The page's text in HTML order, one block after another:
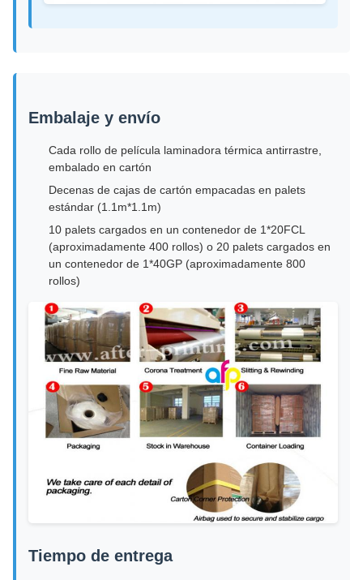
Embalaje y envío
Cada rollo de película laminadora térmica antirrastre,
embalado en cartón
Decenas de cajas de cartón empacadas en palets
estándar (1.1m*1.1m)
10 palets cargados en un contenedor de 1*20FCL
(aproximadamente 400 rollos) o 20 palets cargados en
un contenedor de 1*40GP (aproximadamente 800
rollos)
Tiempo de entrega